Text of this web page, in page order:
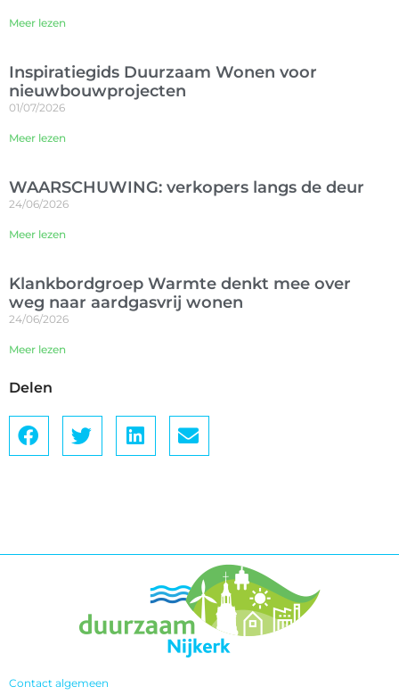
Meer lezen
Inspiratiegids Duurzaam Wonen voor
nieuwbouwprojecten
01/07/2026
Meer lezen
WAARSCHUWING: verkopers langs de deur
24/06/2026
Meer lezen
Klankbordgroep Warmte denkt mee over
weg naar aardgasvrij wonen
24/06/2026
Meer lezen
Delen
Contact algemeen